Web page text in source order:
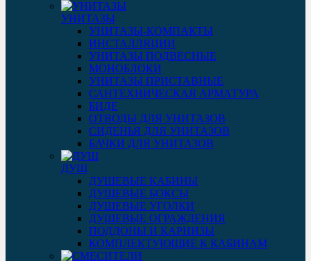
УНИТАЗЫ
УНИТАЗЫ-КОМПАКТЫ
ИНСТАЛЛЯЦИИ
УНИТАЗЫ ПОДВЕСНЫЕ
МОНОБЛОКИ
УНИТАЗЫ ПРИСТАВНЫЕ
САНТЕХНИЧЕСКАЯ АРМАТУРА
БИДЕ
ОТВОДЫ ДЛЯ УНИТАЗОВ
СИДЕНЬЯ ДЛЯ УНИТАЗОВ
БАЧКИ ДЛЯ УНИТАЗОВ
ДУШ
ДУШЕВЫЕ КАБИНЫ
ДУШЕВЫЕ БОКСЫ
ДУШЕВЫЕ УГОЛКИ
ДУШЕВЫЕ ОГРАЖДЕНИЯ
ПОДДОНЫ И КАРНИЗЫ
КОМПЛЕКТУЮЩИЕ К КАБИНАМ